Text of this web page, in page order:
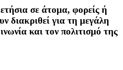
σε άτομα, φορείς ή
διακριθεί για τη μεγάλη
και τον πολιτισμό της